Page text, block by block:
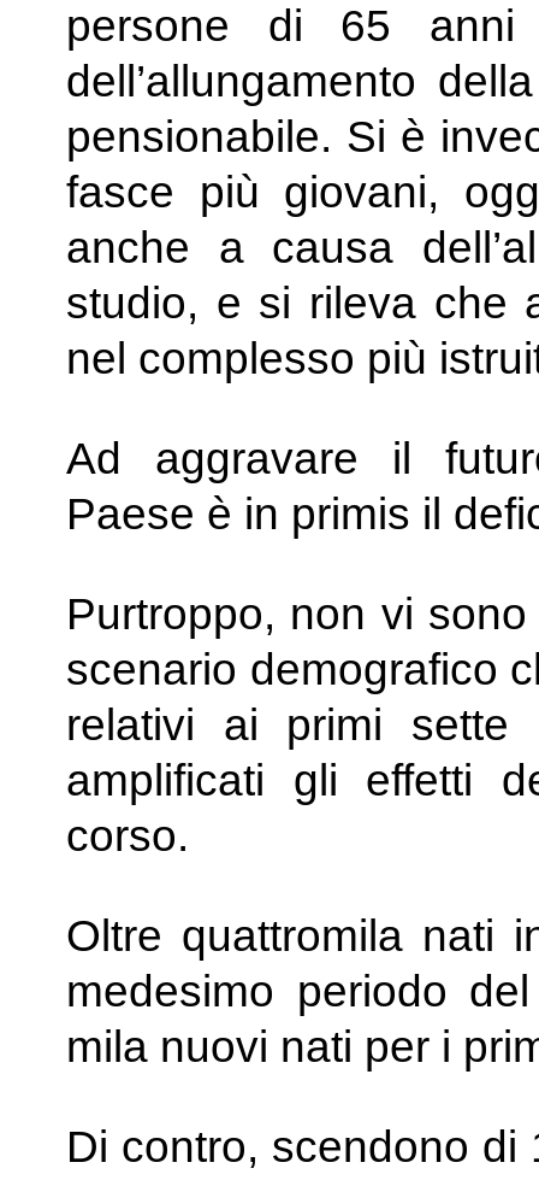
persone di 65
dell’allungamento
pensionabile. Si è
fasce più giovani,
anche a causa
studio, e si rileva che
nel complesso più
Ad aggravare il
Paese è in primis il
Purtroppo, non vi
scenario demografico
relativi ai primi
amplificati gli effetti
corso.
Oltre quattromila nati
medesimo periodo
mila nuovi nati per i
Di contro, scendono